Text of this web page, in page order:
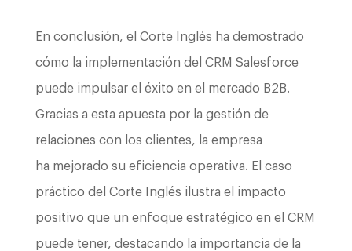
En conclusión, el Corte Inglés ha demostrado
cómo la implementación del CRM Salesforce
puede impulsar el éxito en el mercado B2B.
Gracias a esta apuesta por la gestión de
relaciones con los clientes, la empresa
ha mejorado su eficiencia operativa. El caso
práctico del Corte Inglés ilustra el impacto
positivo que un enfoque estratégico en el CRM
puede tener, destacando la importancia de la